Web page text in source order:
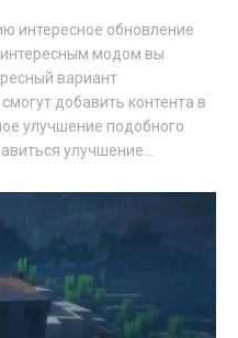
интересное обновление
интересным модом вы
вариант
добавить контента в
улучшение подобного
улучшение...